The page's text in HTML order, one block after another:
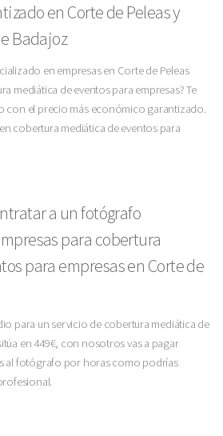
en Corte de Peleas y
Badajoz
en empresas en Corte de Peleas
mediática de eventos para empresas? Te
con el precio más económico garantizado.
cobertura mediática de eventos para
a un fotógrafo
para cobertura
para empresas en Corte de
para un servicio de cobertura mediática de
en 449€, con nosotros vas a pagar
al fotógrafo por horas como podrías